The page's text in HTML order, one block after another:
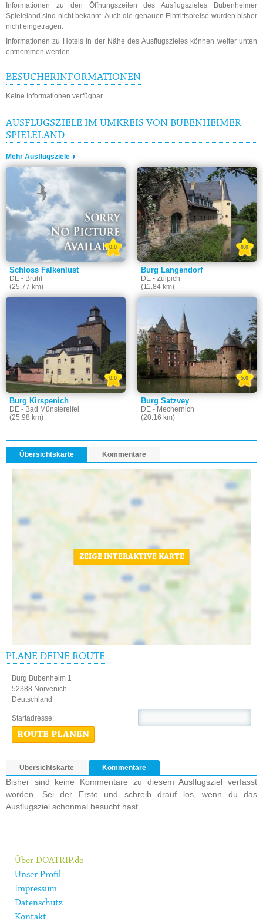
Informationen zu den Öffnungszeiten des Ausflugszieles Bubenheimer
Spieleland sind nicht bekannt. Auch die genauen Eintrittspreise wurden bisher
nicht eingetragen.
Informationen zu Hotels in der Nähe des Ausflugszieles können weiter unten
entnommen werden.
BESUCHERINFORMATIONEN
Keine Informationen verfügbar
AUSFLUGSZIELE IM UMKREIS VON BUBENHEIMER
SPIELELAND
Mehr Ausflugsziele
Schloss Falkenlust
DE - Brühl
(25.77 km)
0.0
Burg Langendorf
DE - Zülpich
(11.84 km)
0.0
Burg Kirspenich
DE - Bad Münstereifel
(25.98 km)
0.0
Burg Satzvey
DE - Mechernich
(20.16 km)
5.0
Übersichtskarte Kommentare
ZEIGE INTERAKTIVE KARTE
PLANE DEINE ROUTE
Burg Bubenheim 1
52388 Nörvenich
Deutschland
Startadresse:
ROUTE PLANEN
Übersichtskarte Kommentare
Bisher sind keine Kommentare zu diesem Ausflugsziel verfasst
worden. Sei der Erste und schreib drauf los, wenn du das
Ausflugsziel schonmal besucht hast.
Über DOATRIP.de
Unser Profil
Impressum
Datenschutz